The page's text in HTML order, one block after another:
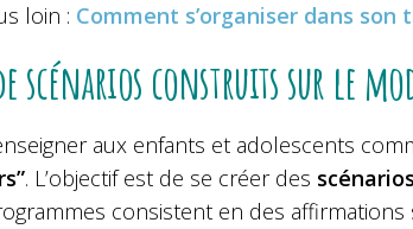
loin : Comment s’organiser dans son
scénarios construits sur le
aux enfants et adolescents
. L’objectif est de se créer des
consistent en des